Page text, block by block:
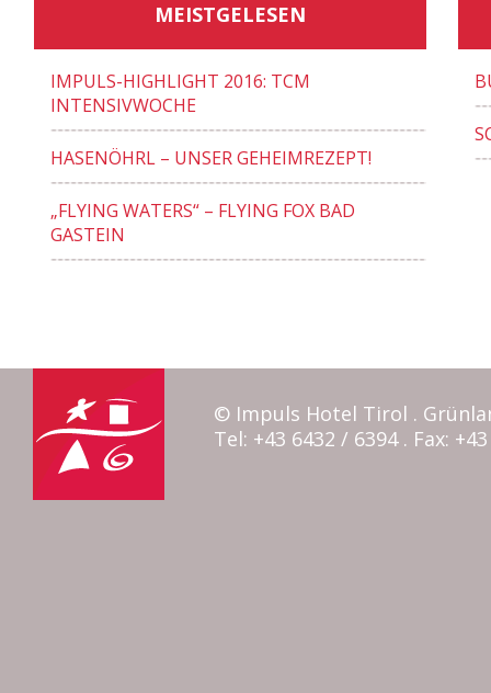
MEISTGELESEN
IMPULS-HIGHLIGHT 2016: TCM
INTENSIVWOCHE
HASENÖHRL – UNSER GEHEIMREZEPT!
„FLYING WATERS“ – FLYING FOX BAD
GASTEIN
© Impuls Hotel Tirol .
Tel: +43 6432 / 6394 . Fax: